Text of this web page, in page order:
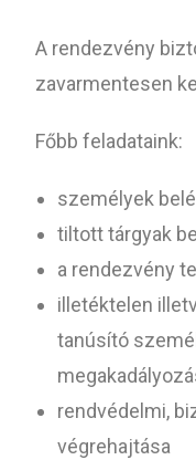
A rendezvény
zavarmentesen
Főbb feladataink:
személyek
tiltott tárgyak
a rendezvény
illetéktelen
tanúsító
rendvédelmi,
végrehajtása